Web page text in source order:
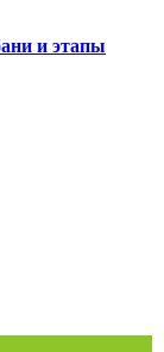
и этапы